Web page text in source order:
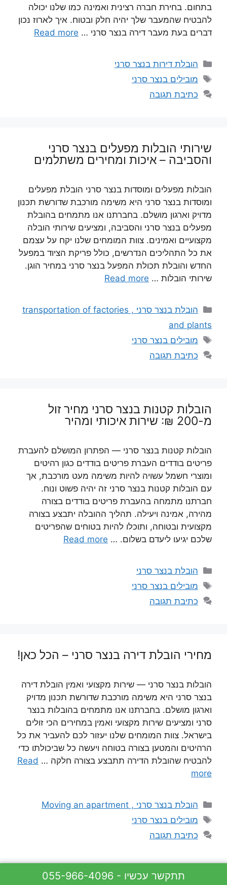
בתחום. בחירת חברה רצינית ואמינה כמו שלנו יכולה
להבטיח שהמעבר שלך יהיה חלק ובטוח. איך לארוז נכון
דברים בעת מעבר דירה בנצר סרני … Read more
קטגוריות
הובלת דירות בנצר סרני
תגיות
מובילים בנצר סרני
כתיבת תגובה
שירותי הובלות מפעלים בנצר סרני
והסביבה – איכות ומחירים משתלמים
הובלות מפעלים ומוסדות בנצר סרני הובלת מפעלים
ומוסדות בנצר סרני היא משימה מורכבת שדורשת תכנון
מדויק וארגון מושלם. בחברתנו אנו מתמחים בהובלת
מפעלים בנצר סרני והסביבה, ומציעים שירותי הובלה
מקצועיים ואמינים. צוות המומחים שלנו יקח על עצמם
את כל התהליכים הנדרשים, כולל פריקת הציוד במפעל
החדש והובלת תכולת המפעל בנצר סרני במחיר הוגן.
שירותי הובלות … Read more
קטגוריות
הובלת בנצר סרני , transportation of factories
and plants
תגיות
מובילים בנצר סרני
כתיבת תגובה
הובלות קטנות בנצר סרני מחיר זול
מ-200 ₪: שירות איכותי ומהיר
הובלות קטנות בנצר סרני — הפתרון המושלם להעברת
פריטים בודדים העברת פריטים בודדים כגון רהיטים
ומוצרי חשמל עשויה להיות משימה מעט מורכבת, אך
עם הובלות קטנות בנצר סרני זה יהיה פשוט ונוח.
חברתנו מתמחה בהעברת פריטים בודדים בצורה
מהירה, אמינה ויעילה. תהליך ההובלה יתבצע בצורה
מקצועית ובטוחה, ותוכלו להיות בטוחים שהפריטים
שלכם יגיעו ליעדם בשלום. … Read more
קטגוריות
הובלת בנצר סרני
תגיות
מובילים בנצר סרני
כתיבת תגובה
מחירי הובלת דירה בנצר סרני – הכל כאן!
הובלות בנצר סרני — שירות מקצועי ואמין הובלת דירה
בנצר סרני היא משימה מורכבת שדורשת תכנון מדויק
וארגון מושלם. בחברתנו אנו מתמחים בהובלות בנצר
סרני ומציעים שירות מקצועי ואמין במחירים הכי זולים
בישראל. צוות המומחים שלנו יעזור לכם להעביר את כל
הרהיטים והמטען בצורה בטוחה ויעשה כל שביכולתו כדי
להבטיח שהובלת הדירה תתבצע בצורה חלקה … Read
more
קטגוריות
הובלת בנצר סרני , Moving an apartment
תגיות
מובילים בנצר סרני
כתיבת תגובה
055-966-4096 - תתקשר עכשיו